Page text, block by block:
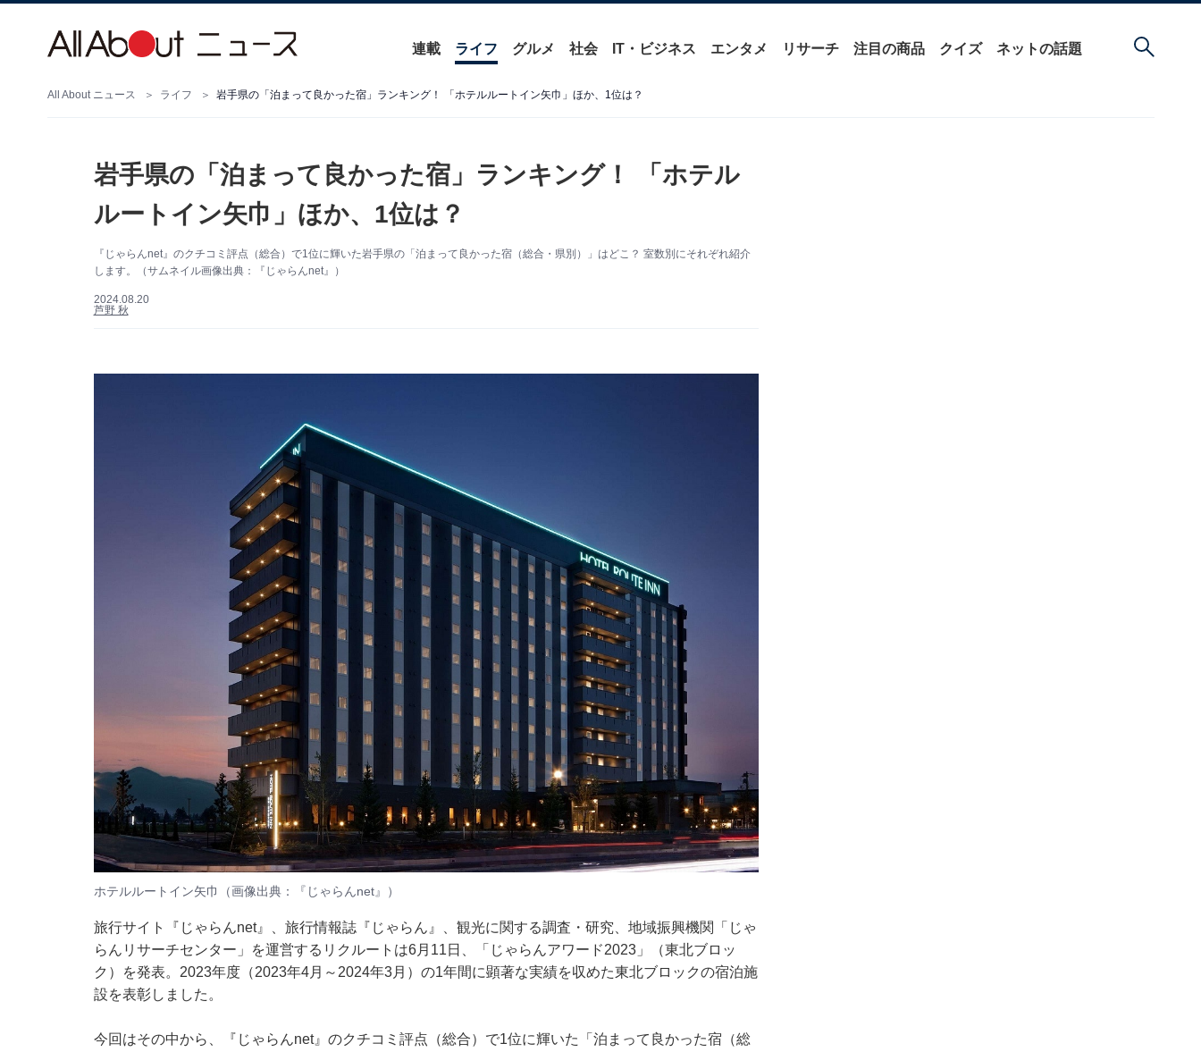
連載 ライフ グルメ 社会 IT・ビジネス エンタメ リサーチ 注目の商品 クイズ ネットの話題
All About ニュース ライフ 岩手県の「泊まって良かった宿」ランキング！ 「ホテルルートイン矢巾」ほか、1位は？
岩手県の「泊まって良かった宿」ランキング！ 「ホテル
ルートイン矢巾」ほか、1位は？
『じゃらんnet』のクチコミ評点（総合）で1位に輝いた岩手県の「泊まって良かった宿（総合・県別）」はどこ？ 室数別にそれぞれ紹介
します。（サムネイル画像出典：『じゃらんnet』）
2024.08.20
芦野 秋
ホテルルートイン矢巾（画像出典：『じゃらんnet』）
旅行サイト『じゃらんnet』、旅行情報誌『じゃらん』、観光に関する調査・研究、地域振興機関「じゃ
らんリサーチセンター」を運営するリクルートは6月11日、「じゃらんアワード2023」（東北ブロッ
ク）を発表。2023年度（2023年4月～2024年3月）の1年間に顕著な実績を収めた東北ブロックの宿泊施
設を表彰しました。
今回はその中から、『じゃらんnet』のクチコミ評点（総合）で1位に輝いた「泊まって良かった宿（総